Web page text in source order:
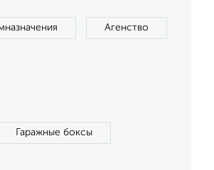
Агенство
Гаражные боксы